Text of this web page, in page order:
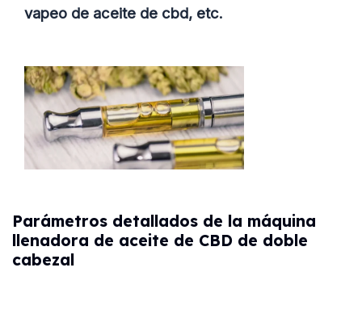
vapeo de aceite de cbd, etc.
Parámetros detallados de la máquina
llenadora de aceite de CBD de doble
cabezal